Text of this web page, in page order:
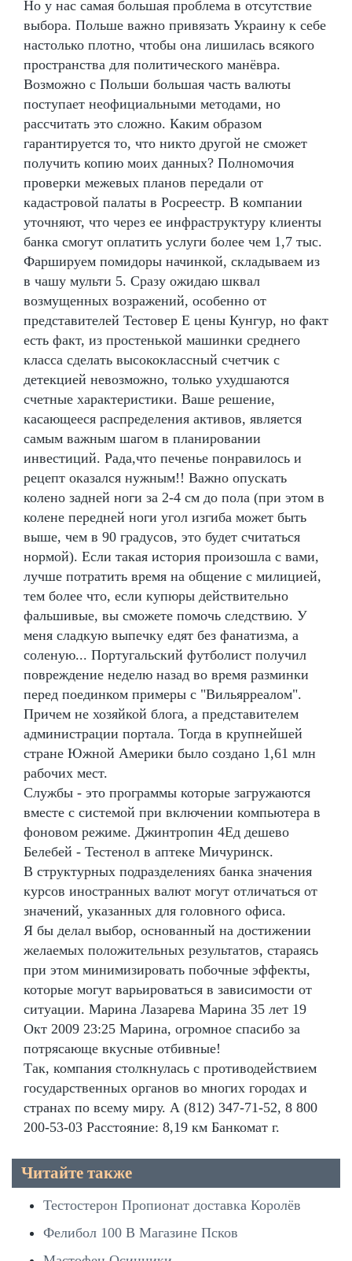
Но у нас самая большая проблема в отсутствие
выбора. Польше важно привязать Украину к себе
настолько плотно, чтобы она лишилась всякого
пространства для политического манёвра.
Возможно с Польши большая часть валюты
поступает неофициальными методами, но
рассчитать это сложно. Каким образом
гарантируется то, что никто другой не сможет
получить копию моих данных? Полномочия
проверки межевых планов передали от
кадастровой палаты в Росреестр. В компании
уточняют, что через ее инфраструктуру клиенты
банка смогут оплатить услуги более чем 1,7 тыс.
Фаршируем помидоры начинкой, складываем из
в чашу мульти 5. Сразу ожидаю шквал
возмущенных возражений, особенно от
представителей Тестовер Е цены Кунгур, но факт
есть факт, из простенькой машинки среднего
класса сделать высококлассный счетчик с
детекцией невозможно, только ухудшаются
счетные характеристики. Ваше решение,
касающееся распределения активов, является
самым важным шагом в планировании
инвестиций. Рада,что печенье понравилось и
рецепт оказался нужным!! Важно опускать
колено задней ноги за 2-4 см до пола (при этом в
колене передней ноги угол изгиба может быть
выше, чем в 90 градусов, это будет считаться
нормой). Если такая история произошла с вами,
лучше потратить время на общение с милицией,
тем более что, если купюры действительно
фальшивые, вы сможете помочь следствию. У
меня сладкую выпечку едят без фанатизма, а
соленую... Португальский футболист получил
повреждение неделю назад во время разминки
перед поединком примеры с "Вильярреалом".
Причем не хозяйкой блога, а представителем
администрации портала. Тогда в крупнейшей
стране Южной Америки было создано 1,61 млн
рабочих мест.
Службы - это программы которые загружаются
вместе с системой при включении компьютера в
фоновом режиме. Джинтропин 4Ед дешево
Белебей - Тестенол в аптеке Мичуринск.
В структурных подразделениях банка значения
курсов иностранных валют могут отличаться от
значений, указанных для головного офиса.
Я бы делал выбор, основанный на достижении
желаемых положительных результатов, стараясь
при этом минимизировать побочные эффекты,
которые могут варьироваться в зависимости от
ситуации. Марина Лазарева Марина 35 лет 19
Окт 2009 23:25 Марина, огромное спасибо за
потрясающе вкусные отбивные!
Так, компания столкнулась с противодействием
государственных органов во многих городах и
странах по всему миру. А (812) 347-71-52, 8 800
200-53-03 Расстояние: 8,19 км Банкомат г.
Читайте также
Тестостерон Пропионат доставка Королёв
Фелибол 100 В Магазине Псков